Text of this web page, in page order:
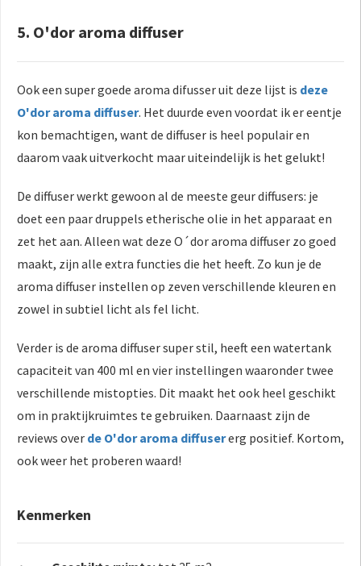
5. O'dor aroma diffuser
Ook een super goede aroma difusser uit deze lijst is deze
O'dor aroma diffuser. Het duurde even voordat ik er eentje
kon bemachtigen, want de diffuser is heel populair en
daarom vaak uitverkocht maar uiteindelijk is het gelukt!
De diffuser werkt gewoon al de meeste geur diffusers: je
doet een paar druppels etherische olie in het apparaat en
zet het aan. Alleen wat deze O´dor aroma diffuser zo goed
maakt, zijn alle extra functies die het heeft. Zo kun je de
aroma diffuser instellen op zeven verschillende kleuren en
zowel in subtiel licht als fel licht.
Verder is de aroma diffuser super stil, heeft een watertank
capaciteit van 400 ml en vier instellingen waaronder twee
verschillende mistopties. Dit maakt het ook heel geschikt
om in praktijkruimtes te gebruiken. Daarnaast zijn de
reviews over de O'dor aroma diffusererg positief. Kortom,
ook weer het proberen waard!
Kenmerken